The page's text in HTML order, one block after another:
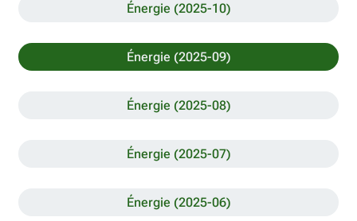
Énergie (2025-10)
Énergie (2025-09)
Énergie (2025-08)
Énergie (2025-07)
Énergie (2025-06)